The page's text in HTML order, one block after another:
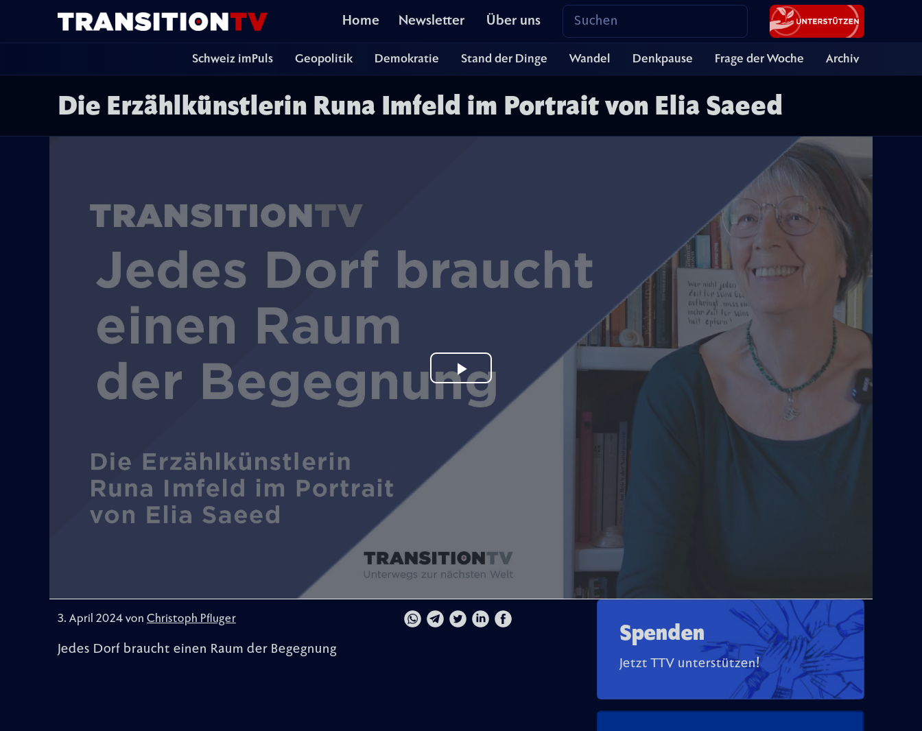
Home Newsletter Über uns
Schweiz imPuls Geopolitik Demokratie Stand der Dinge Wandel Denkpause Frage der Woche Archiv
Die Erzählkünstlerin Runa Imfeld im Portrait von Elia Saeed
3. April 2024 von Christoph Pfluger
Jedes Dorf braucht einen Raum der Begegnung
Spenden
Jetzt TTV unterstützen!